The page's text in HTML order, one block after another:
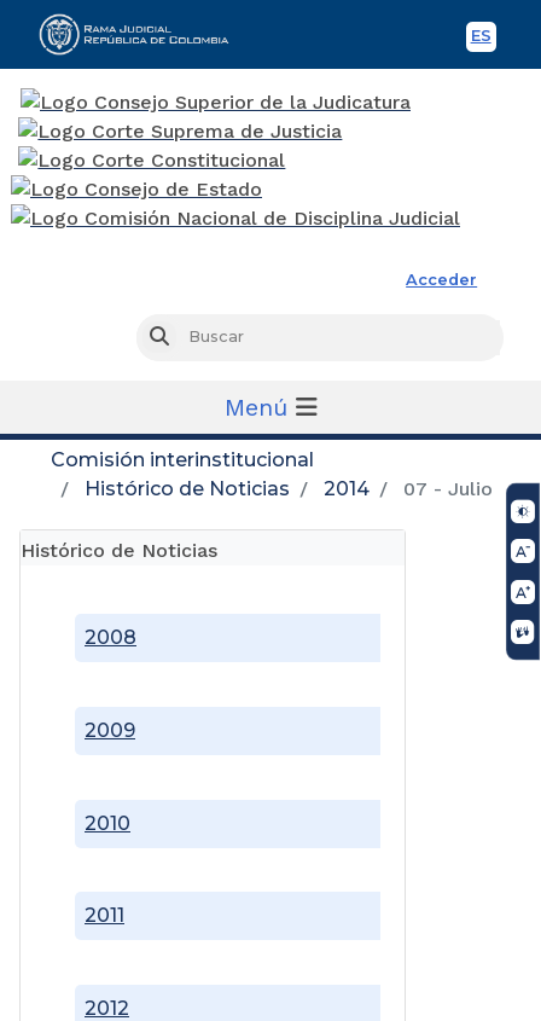
ES
Acceder
Buscar
Menú
Comisión interinstitucional
Histórico de Noticias
2014 07 - Julio
Histórico de Noticias
2008
2009
2010
2011
2012